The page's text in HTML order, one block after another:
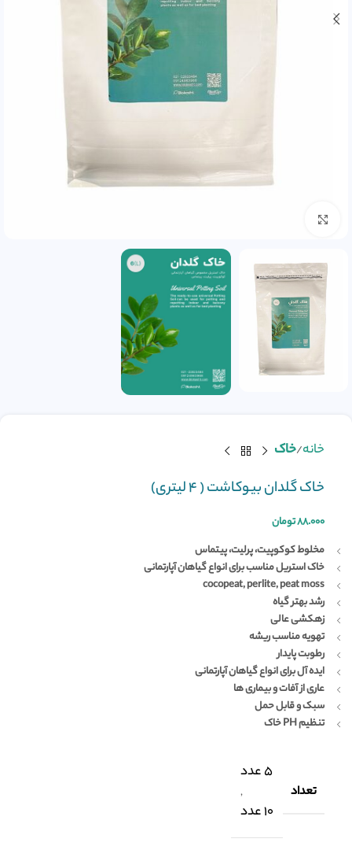
خانه خاک
خاک گلدان بیوکاشت ( ۴ لیتری)
۸۸.۰۰۰تومان
مخلوط کوکوپیت، پرلیت، پیتماس
خاک استریل مناسب برای انواع گیاهان آپارتمانی
cocopeat, perlite, peat moss
رشد بهتر گیاه
زهکشی عالی
تهویه مناسب ریشه
رطوبت پایدار
ایده آل برای انواع گیاهان آپارتمانی
عاری از آفات و بیماری ها
سبک و قابل حمل
تنظیم PH خاک
تعداد
5 عدد
,
10 عدد